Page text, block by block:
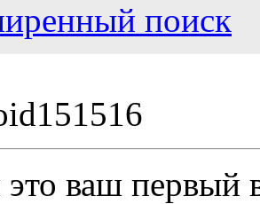
поиск
ваш первый